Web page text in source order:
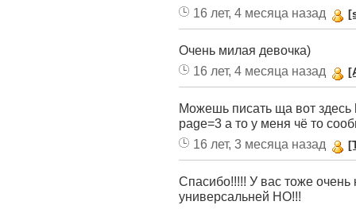
16 лет, 4 месяца назад
Очень милая девочка)
16 лет, 4 месяца назад
Можешь писать ща вот здесь
page=3 а то у меня чё то
16 лет, 3 месяца назад
Спасибо!!!!! У вас тоже очень
универсальней НО!!!